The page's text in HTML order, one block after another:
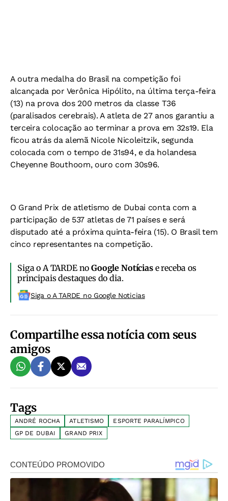
A outra medalha do Brasil na competição foi
alcançada por Verônica Hipólito, na última terça-feira
(13) na prova dos 200 metros da classe T36
(paralisados cerebrais). A atleta de 27 anos garantiu a
terceira colocação ao terminar a prova em 32s19. Ela
ficou atrás da alemã Nicole Nicoleitzik, segunda
colocada com o tempo de 31s94, e da holandesa
Cheyenne Bouthoom, ouro com 30s96.
O Grand Prix de atletismo de Dubai conta com a
participação de 537 atletas de 71 países e será
disputado até a próxima quinta-feira (15). O Brasil tem
cinco representantes na competição.
Siga o A TARDE noGoogle Notíciase receba os
principais destaques do dia.
Siga o A TARDE no Google Noticias
Compartilhe essa notícia com seus
amigos
Tags
ANDRÉ ROCHA ATLETISMO
ESPORTE PARALÍMPICO
GP DE DUBAI
GRAND PRIX